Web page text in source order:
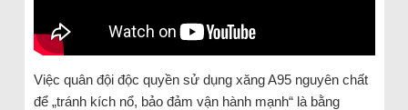
Việc quân đội độc quyền sử dụng xăng A95 nguyên chất
để „tránh kích nổ, bảo đảm vận hành mạnh“ là bằng